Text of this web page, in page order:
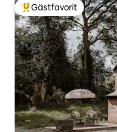
Populär gästfavorit
Gästfavorit